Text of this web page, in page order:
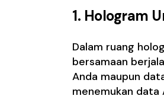
1. Hologram
Dalam ruang
bersamaan
Anda maupun
menemukan data